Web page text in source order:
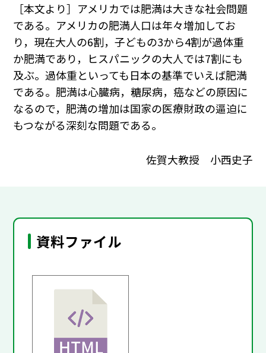
［本文より］アメリカでは肥満は大きな社会問題
である。アメリカの肥満人口は年々増加してお
り，現在大人の6割，子どもの3から4割が過体重
か肥満であり，ヒスパニックの大人では7割にも
及ぶ。過体重といっても日本の基準でいえば肥満
である。肥満は心臓病，糖尿病，癌などの原因に
なるので，肥満の増加は国家の医療財政の逼迫に
もつながる深刻な問題である。
佐賀大教授 小西史子
資料ファイル